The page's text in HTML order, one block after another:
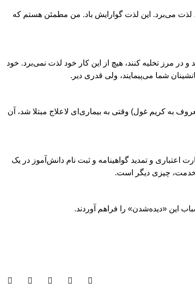
می‌برد. این لذت گوارایش باد. من مطمئن هستم که
در مرز تخلیه کنند، هیچ از این کار خود لذت نمی‌برد. خود
شما می‌پیمایند، ولی قدری دیر.
به کریم غول) وقتی به بیماری‌ای لاعلاج مبتلا شد، آن
و تمدید گواهینامه و ثبت نام دانش‌آموز در یک
خدمت، چیزی دیگر است.
این «دیده‌شدن» را فراهم آوردند.